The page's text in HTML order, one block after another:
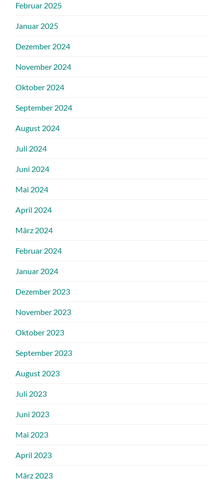
Februar 2025
Januar 2025
Dezember 2024
November 2024
Oktober 2024
September 2024
August 2024
Juli 2024
Juni 2024
Mai 2024
April 2024
März 2024
Februar 2024
Januar 2024
Dezember 2023
November 2023
Oktober 2023
September 2023
August 2023
Juli 2023
Juni 2023
Mai 2023
April 2023
März 2023